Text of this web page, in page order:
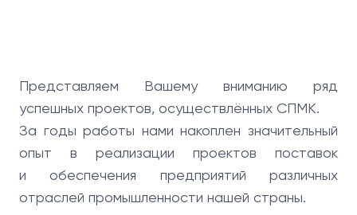
Представляем Вашему вниманию ряд
успешных проектов, осуществлённых СПМК.
За годы работы нами накоплен значительный
опыт в реализации проектов поставок
и обеспечения предприятий различных
отраслей промышленности нашей страны.